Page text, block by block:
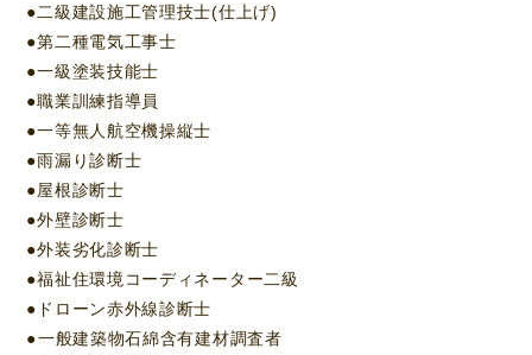
●二級建設施工管理技士(仕上げ)
●第二種電気工事士
●一級塗装技能士
●職業訓練指導員
●一等無人航空機操縦士
●雨漏り診断士
●屋根診断士
●外壁診断士
●外装劣化診断士
●福祉住環境コーディネーター二級
●ドローン赤外線診断士⁡
●⁡一般建築物石綿含有建材調査者⁡